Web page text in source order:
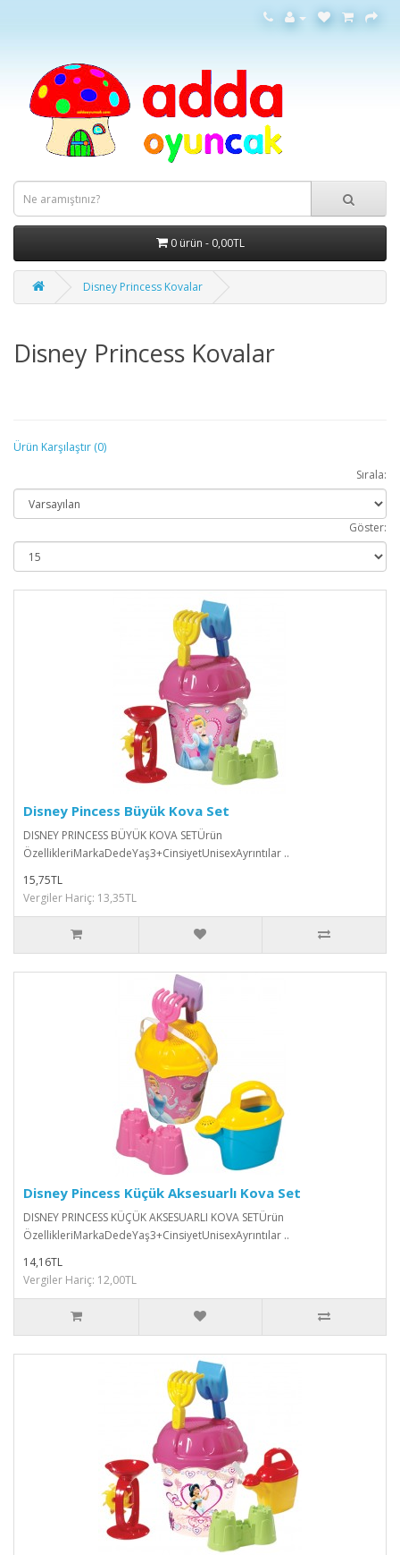
0 ürün - 0,00TL
Disney Princess Kovalar
Disney Princess Kovalar
Ürün Karşılaştır (0)
Sırala:
Göster:
Disney Pincess Büyük Kova Set
DISNEY PRINCESS BÜYÜK KOVA SETÜrün
ÖzellikleriMarkaDedeYaş3+CinsiyetUnisexAyrıntılar ..
15,75TL
Vergiler Hariç: 13,35TL
Disney Pincess Küçük Aksesuarlı Kova Set
DISNEY PRINCESS KÜÇÜK AKSESUARLI KOVA SETÜrün
ÖzellikleriMarkaDedeYaş3+CinsiyetUnisexAyrıntılar ..
14,16TL
Vergiler Hariç: 12,00TL